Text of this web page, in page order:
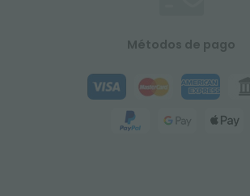
Métodos de pago